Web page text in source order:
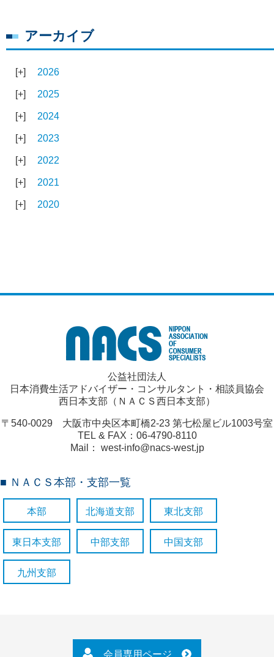
アーカイブ
2026
2025
2024
2023
2022
2021
2020
公益社団法人
日本消費生活アドバイザー・コンサルタント・相談員協会
西日本支部（ＮＡＣＳ西日本支部）
〒540-0029 大阪市中央区本町橋2-23 第七松屋ビル1003号室
TEL & FAX：06-4790-8110
Mail： west-info@nacs-west.jp
■ ＮＡＣＳ本部・支部一覧
本部 北海道支部 東北支部
東日本支部 中部支部 中国支部
九州支部
会員専用ページ